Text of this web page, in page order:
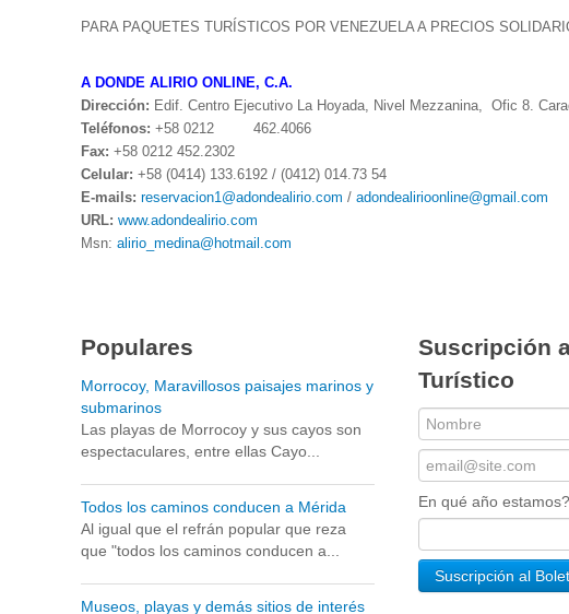
PARA PAQUETES TURÍSTICOS POR VENEZUELA A PRECIOS
A DONDE ALIRIO ONLINE, C.A.
Dirección: Edif. Centro Ejecutivo La Hoyada, Nivel Mezzanina, Ofic 8.
Teléfonos: +58 0212 462.4066
Fax: +58 0212 452.2302
Celular: +58 (0414) 133.6192 / (0412) 014.73 54
E-mails: reservacion1@adondealirio.com / adondealirioonline@gmail.com
URL: www.adondealirio.com
Msn: alirio_medina@hotmail.com
Populares
Morrocoy, Maravillosos paisajes marinos y
submarinos
Las playas de Morrocoy y sus cayos son
espectaculares, entre ellas Cayo...
Todos los caminos conducen a Mérida
Al igual que el refrán popular que reza
que "todos los caminos conducen a...
Museos, playas y demás sitios de interés
Suscripción
Turístico
En qué año estamos?